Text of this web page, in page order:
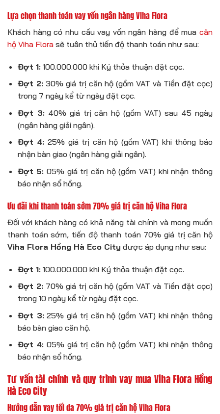
Lựa chọn thanh toán vay vốn ngân hàng Viha Flora
Khách hàng có nhu cầu vay vốn ngân hàng để mua căn
hộ Viha Flora sẽ tuân thủ tiến độ thanh toán như sau:
Đợt 1:100.000.000 khi Ký thỏa thuận đặt cọc.
Đợt 2:30% giá trị căn hộ (gồm VAT và Tiền đặt cọc)
trong 7 ngày kể từ ngày đặt cọc.
Đợt 3:40% giá trị căn hộ (gồm VAT) sau 45 ngày
(ngân hàng giải ngân).
Đợt 4: 25% giá trị căn hộ (gồm VAT) khi thông báo
nhận bàn giao (ngân hàng giải ngân).
Đợt 5: 05% giá trị căn hộ (gồm VAT) khi nhận thông
báo nhận sổ hồng.
Ưu đãi khi thanh toán sớm 70% giá trị căn hộ Viha Flora
Đối với khách hàng có khả năng tài chính và mong muốn
thanh toán sớm, tiến độ thanh toán 70% giá trị căn hộ
Viha Flora Hồng Hà Eco City được áp dụng như sau:
Đợt 1:100.000.000 khi Ký thỏa thuận đặt cọc.
Đợt 2:70% giá trị căn hộ (gồm VAT và Tiền đặt cọc)
trong 10 ngày kể từ ngày đặt cọc.
Đợt 3:25% giá trị căn hộ (gồm VAT) khi nhận thông
báo bàn giao căn hộ.
Đợt 4: 05% giá trị căn hộ (gồm VAT) khi nhận thông
báo nhận sổ hồng.
Tư vấn tài chính và quy trình vay mua Viha Flora Hồng
Hà Eco City
Hướng dẫn vay tối đa 70% giá trị căn hộ Viha Flora